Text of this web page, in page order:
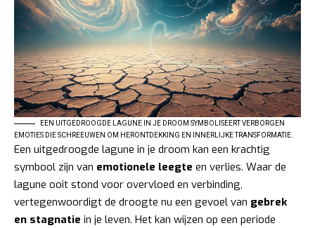
EEN UITGEDROOGDE LAGUNE IN JE DROOM SYMBOLISEERT VERBORGEN
EMOTIES DIE SCHREEUWEN OM HERONTDEKKING EN INNERLIJKE TRANSFORMATIE.
Een uitgedroogde lagune in je droom kan een krachtig
symbool zijn van emotionele leegte en verlies. Waar de
lagune ooit stond voor overvloed en verbinding,
vertegenwoordigt de droogte nu een gevoel van gebrek
en stagnatie in je leven. Het kan wijzen op een periode